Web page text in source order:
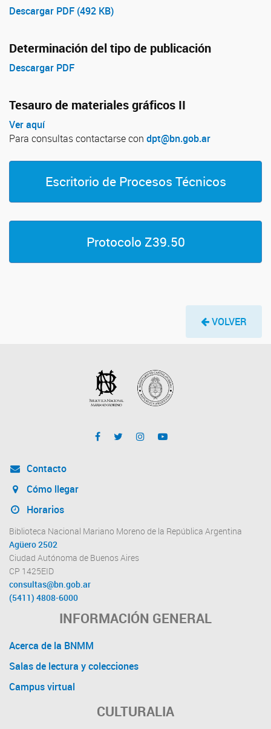
Descargar PDF (492 KB)
Determinación del tipo de publicación
Descargar PDF
Tesauro de materiales gráficos II
Ver aquí
Para consultas contactarse con dpt@bn.gob.ar
Escritorio de Procesos Técnicos
Protocolo Z39.50
VOLVER
Contacto
Cómo llegar
Horarios
Biblioteca Nacional Mariano Moreno de la República Argentina
Agüero 2502
Ciudad Autónoma de Buenos Aires
CP 1425EID
consultas@bn.gob.ar
(5411) 4808-6000
INFORMACIÓN GENERAL
Acerca de la BNMM
Salas de lectura y colecciones
Campus virtual
CULTURALIA